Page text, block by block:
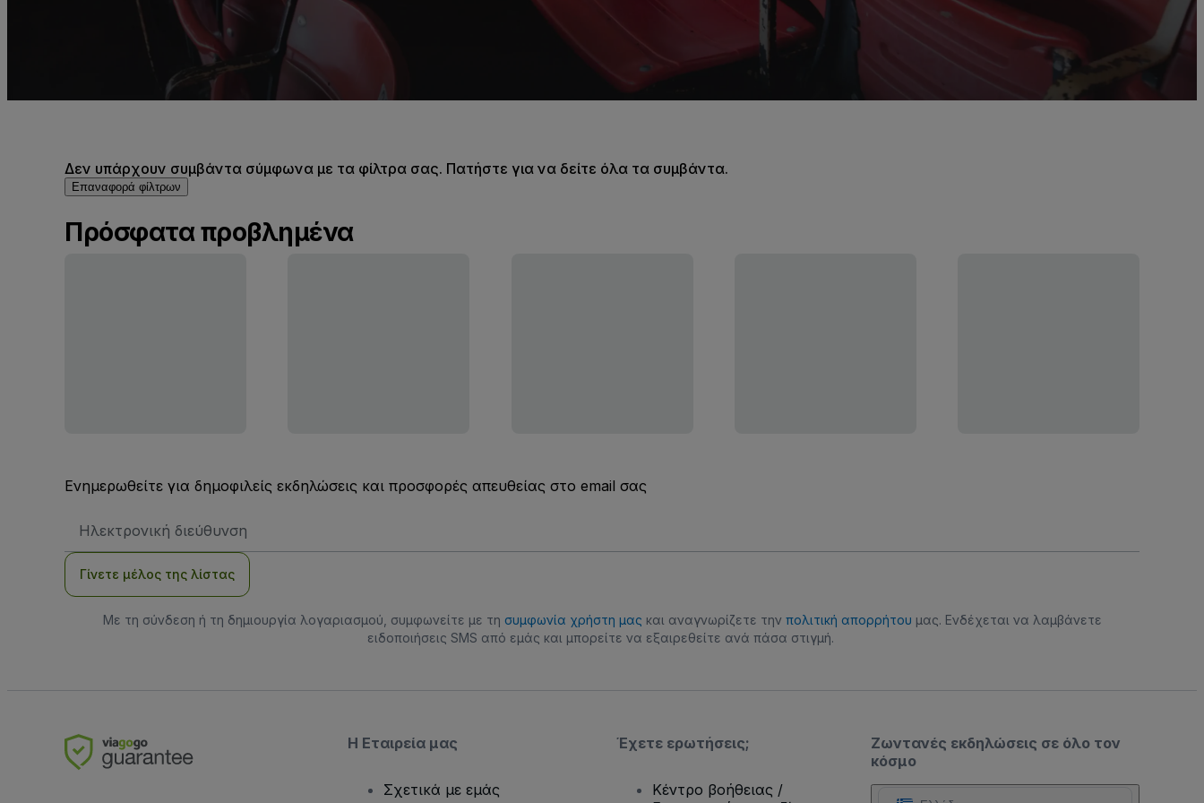
Δεν υπάρχουν συμβάντα σύμφωνα με τα φίλτρα σας. Πατήστε για να δείτε όλα τα συμβάντα.
Επαναφορά φίλτρων
Πρόσφατα προβλημένα
Ενημερωθείτε για δημοφιλείς εκδηλώσεις και προσφορές απευθείας στο email σας
Email
Γίνετε μέλος της λίστας
Με τη σύνδεση ή τη δημιουργία λογαριασμού, συμφωνείτε με τη συμφωνία χρήστη μας και αναγνωρίζετε την πολιτική απορρήτου μας. Ενδέχεται να λαμβάνετε
ειδοποιήσεις SMS από εμάς και μπορείτε να εξαιρεθείτε ανά πάσα στιγμή.
Ζωντανές εκδηλώσεις σε όλο τον
κόσμο
Η Εταιρεία μας
Σχετικά με εμάς
Έχετε ερωτήσεις;
Κέντρο βοήθειας /